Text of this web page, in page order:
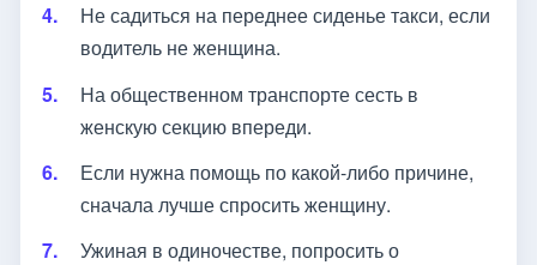
Не садиться на переднее сиденье такси, если
водитель не женщина.
На общественном транспорте сесть в
женскую секцию впереди.
Если нужна помощь по какой-либо причине,
сначала лучше спросить женщину.
Ужиная в одиночестве, попросить о